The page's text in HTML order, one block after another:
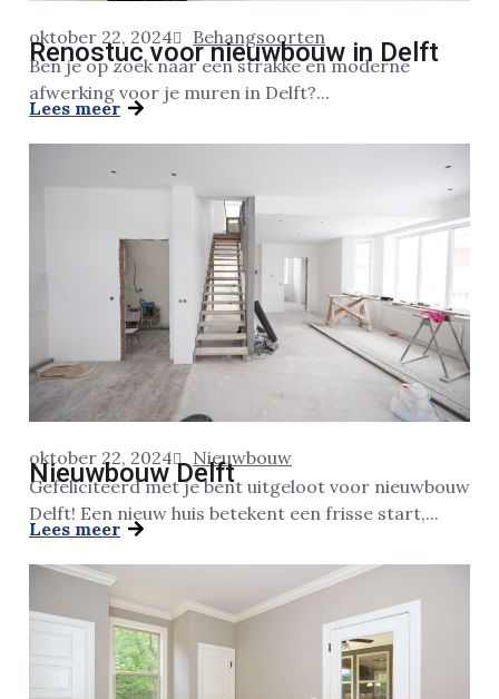
oktober 22, 2024 Behangsoorten
Renostuc voor nieuwbouw in Delft
Ben je op zoek naar een strakke en moderne
afwerking voor je muren in Delft?...
Lees meer
oktober 22, 2024 Nieuwbouw
Nieuwbouw Delft
Gefeliciteerd met je bent uitgeloot voor nieuwbouw
Delft! Een nieuw huis betekent een frisse start,...
Lees meer